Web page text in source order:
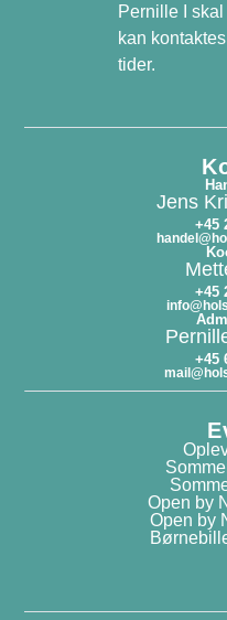
Pernille I
kan
tider.
Jens
+45
+45
+45
Open by
Open by